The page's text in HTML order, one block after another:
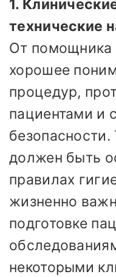
1.
технические
От помощника
хорошее
процедур,
пациентами и
безопасности.
должен быть
правилах
жизненно
подготовке
некоторыми